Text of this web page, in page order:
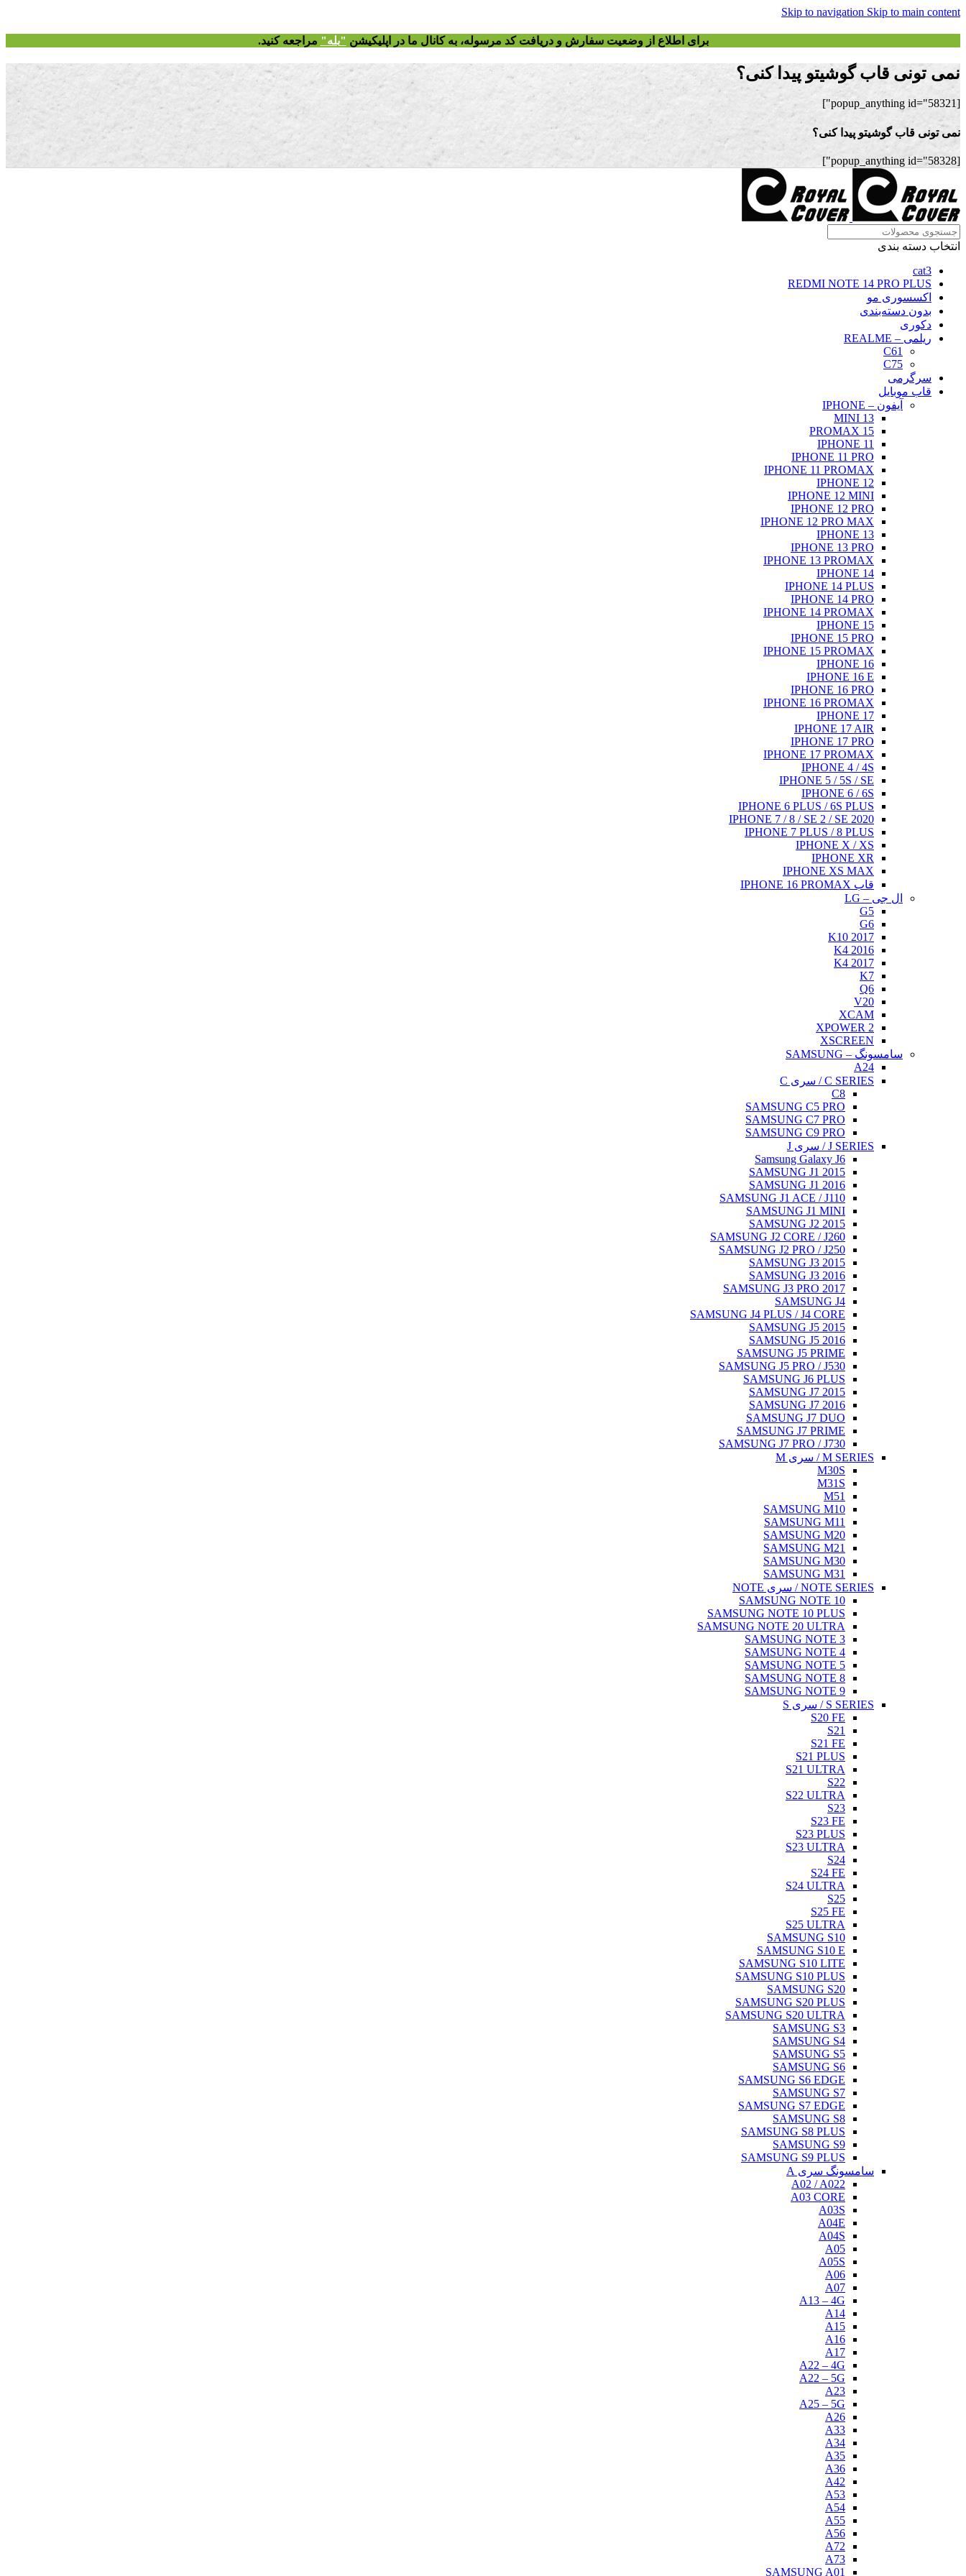
Skip to navigation Skip to main content
برای اطلاع از وضعیت سفارش و دریافتکد مرسوله، به کانال ما در اپلیکیشن "بله" مراجعه کنید.
نمی تونی قاب گوشیتو پیدا کنی؟
[popup_anything id="58321"]
نمی تونی قاب گوشیتو پیدا کنی؟
[popup_anything id="58328"]
انتخاب دسته بندی
cat3
REDMI NOTE 14 PRO PLUS
اکسسوری مو
بدون دسته‌بندی
دکوری
ریلمی – REALME
C61
C75
سرگرمی
قاب موبایل
آیفون – IPHONE
13 MINI
15 PROMAX
IPHONE 11
IPHONE 11 PRO
IPHONE 11 PROMAX
IPHONE 12
IPHONE 12 MINI
IPHONE 12 PRO
IPHONE 12 PRO MAX
IPHONE 13
IPHONE 13 PRO
IPHONE 13 PROMAX
IPHONE 14
IPHONE 14 PLUS
IPHONE 14 PRO
IPHONE 14 PROMAX
IPHONE 15
IPHONE 15 PRO
IPHONE 15 PROMAX
IPHONE 16
IPHONE 16 E
IPHONE 16 PRO
IPHONE 16 PROMAX
IPHONE 17
IPHONE 17 AIR
IPHONE 17 PRO
IPHONE 17 PROMAX
IPHONE 4 / 4S
IPHONE 5 / 5S / SE
IPHONE 6 / 6S
IPHONE 6 PLUS / 6S PLUS
IPHONE 7 / 8 / SE 2 / SE 2020
IPHONE 7 PLUS / 8 PLUS
IPHONE X / XS
IPHONE XR
IPHONE XS MAX
قاب IPHONE 16 PROMAX
ال جی – LG
G5
G6
K10 2017
K4 2016
K4 2017
K7
Q6
V20
XCAM
XPOWER 2
XSCREEN
سامسونگ – SAMSUNG
A24
C SERIES / سری C
C8
SAMSUNG C5 PRO
SAMSUNG C7 PRO
SAMSUNG C9 PRO
J SERIES / سری J
Samsung Galaxy J6
SAMSUNG J1 2015
SAMSUNG J1 2016
SAMSUNG J1 ACE / J110
SAMSUNG J1 MINI
SAMSUNG J2 2015
SAMSUNG J2 CORE / J260
SAMSUNG J2 PRO / J250
SAMSUNG J3 2015
SAMSUNG J3 2016
SAMSUNG J3 PRO 2017
SAMSUNG J4
SAMSUNG J4 PLUS / J4 CORE
SAMSUNG J5 2015
SAMSUNG J5 2016
SAMSUNG J5 PRIME
SAMSUNG J5 PRO / J530
SAMSUNG J6 PLUS
SAMSUNG J7 2015
SAMSUNG J7 2016
SAMSUNG J7 DUO
SAMSUNG J7 PRIME
SAMSUNG J7 PRO / J730
M SERIES / سری M
M30S
M31S
M51
SAMSUNG M10
SAMSUNG M11
SAMSUNG M20
SAMSUNG M21
SAMSUNG M30
SAMSUNG M31
NOTE SERIES / سری NOTE
SAMSUNG NOTE 10
SAMSUNG NOTE 10 PLUS
SAMSUNG NOTE 20 ULTRA
SAMSUNG NOTE 3
SAMSUNG NOTE 4
SAMSUNG NOTE 5
SAMSUNG NOTE 8
SAMSUNG NOTE 9
S SERIES / سری S
S20 FE
S21
S21 FE
S21 PLUS
S21 ULTRA
S22
S22 ULTRA
S23
S23 FE
S23 PLUS
S23 ULTRA
S24
S24 FE
S24 ULTRA
S25
S25 FE
S25 ULTRA
SAMSUNG S10
SAMSUNG S10 E
SAMSUNG S10 LITE
SAMSUNG S10 PLUS
SAMSUNG S20
SAMSUNG S20 PLUS
SAMSUNG S20 ULTRA
SAMSUNG S3
SAMSUNG S4
SAMSUNG S5
SAMSUNG S6
SAMSUNG S6 EDGE
SAMSUNG S7
SAMSUNG S7 EDGE
SAMSUNG S8
SAMSUNG S8 PLUS
SAMSUNG S9
SAMSUNG S9 PLUS
سامسونگ سری A
A02 / A022
A03 CORE
A03S
A04E
A04S
A05
A05S
A06
A07
A13 – 4G
A14
A15
A16
A17
A22 – 4G
A22 – 5G
A23
A25 – 5G
A26
A33
A34
A35
A36
A42
A53
A54
A55
A56
A72
A73
SAMSUNG A01